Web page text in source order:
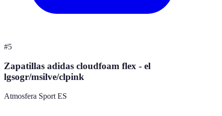
#5
Zapatillas adidas cloudfoam flex - el
lgsogr/msilve/clpink
Atmosfera Sport ES